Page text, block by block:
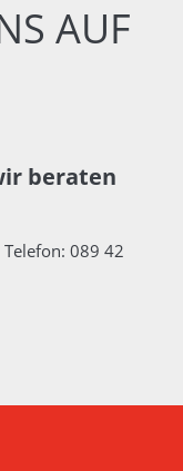
AUF
beraten
089 42